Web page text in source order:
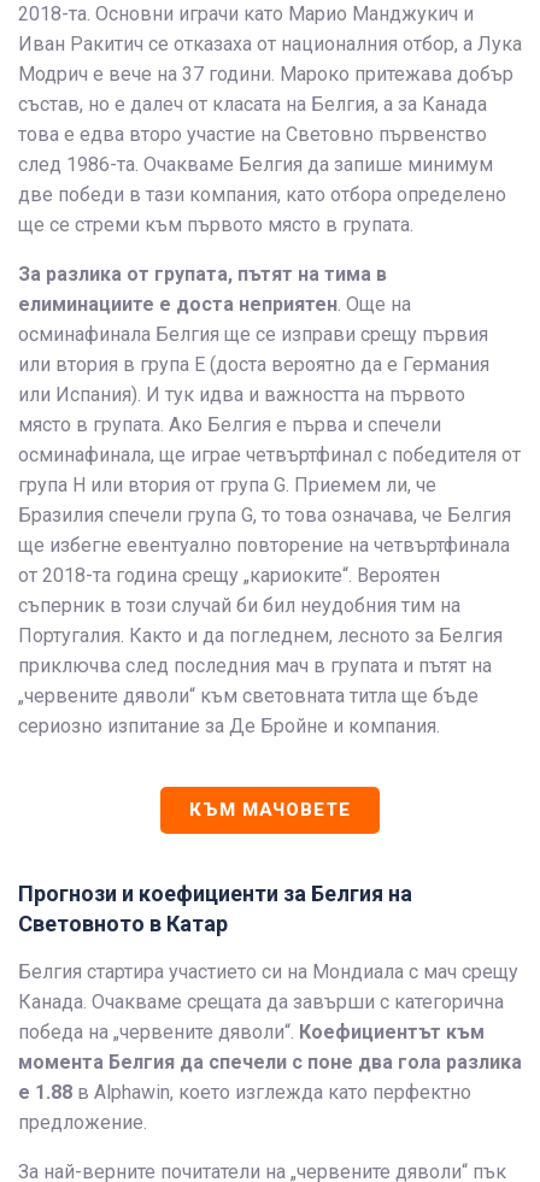
2018-та. Основни играчи като Марио Манджукич и
Иван Ракитич се отказаха от националния отбор, а Лука
Модрич е вече на 37 години. Мароко притежава добър
състав, но е далеч от класата на Белгия, а за Канада
това е едва второ участие на Световно първенство
след 1986-та. Очакваме Белгия да запише минимум
две победи в тази компания, като отбора определено
ще се стреми към първото място в групата.
За разлика от групата, пътят на тима в
елиминациите е доста неприятен . Още на
осминафинала Белгия ще се изправи срещу първия
или втория в група E (доста вероятно да е Германия
или Испания). И тук идва и важността на първото
място в групата. Ако Белгия е първа и спечели
осминафинала, ще играе четвъртфинал с победителя от
група H или втория от група G. Приемем ли, че
Бразилия спечели група G, то това означава, че Белгия
ще избегне евентуално повторение на четвъртфинала
от 2018-та година срещу „кариоките“. Вероятен
съперник в този случай би бил неудобния тим на
Португалия. Както и да погледнем, лесното за Белгия
приключва след последния мач в групата и пътят на
„червените дяволи“ към световната титла ще бъде
сериозно изпитание за Де Бройне и компания.
КЪМ МАЧОВЕТЕ
Прогнози и коефициенти за Белгия на
Световното в Катар
Белгия стартира участието си на Мондиала с мач срещу
Канада. Очакваме срещата да завърши с категорична
победа на „червените дяволи“. Коефициентът към
момента Белгия да спечели с поне два гола разлика
е 1.88 в Alphawin, което изглежда като перфектно
предложение.
За най-верните почитатели на „червените дяволи“ пък